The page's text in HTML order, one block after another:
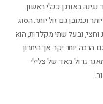
באורגן ככלי ראשון.
וכמובן גם זול יותר. הסוג
ובעל שתי מקלדות, הוא
הרבה יותר יקר. אך היתרון
גדול מאד של צלילי